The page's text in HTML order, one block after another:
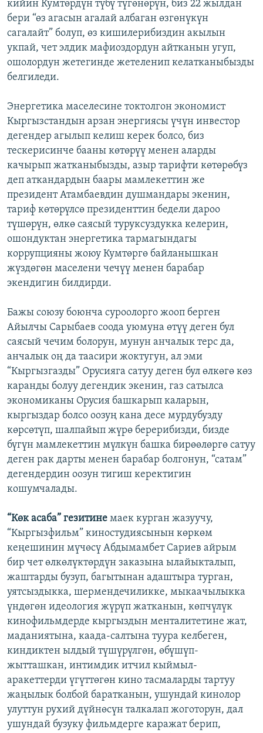
кийин Кумтөрдүн түбү түгөнөрүн, биз 22 жылдан
бери “өз агасын агалай албаган өзгөнүкүн
сагалайт” болуп, өз кишилерибиздин акылын
укпай, чет элдик мафиоздордун айтканын угуп,
ошолордун жетегинде жетеленип келатканыбызды
белгиледи.
Энергетика маселесине токтолгон экономист
Кыргызстандын арзан энергиясы үчүн инвестор
дегендер агылып келиш керек болсо, биз
тескерисинче бааны көтөрүү менен аларды
качырып жатканыбызды, азыр тарифти көтөрөбүз
деп аткандардын баары мамлекеттин же
президент Атамбаевдин душмандары экенин,
тариф көтөрүлсө президенттин бедели дароо
түшөрүн, өлкө саясый туруксуздукка келерин,
ошондуктан энергетика тармагындагы
коррупцияны жоюу Кумтөргө байланышкан
жүздөгөн маселени чечүү менен барабар
экендигин билдирди.
Бажы союзу боюнча суроолорго жооп берген
Айылчы Сарыбаев соода уюмуна өтүү деген бул
саясый чечим болорун, мунун анчалык терс да,
анчалык оң да таасири жоктугун, ал эми
“Кыргызгазды” Орусияга сатуу деген бул өлкөгө көз
каранды болуу дегендик экенин, газ сатылса
экономиканы Орусия башкарып каларын,
кыргыздар болсо оозуң кана десе мурдубузду
көрсөтүп, шалпайып жүрө берерибизди, бизде
бүгүн мамлекеттин мүлкүн башка бирөөлөргө сатуу
деген рак дарты менен барабар болгонун, “сатам”
дегендердин оозун тигиш керектигин
кошумчалады.
“Көк асаба” гезитине маек курган жазуучу,
“Кыргызфильм” киностудиясынын көркөм
кеңешинин мүчөсү Абдымамбет Сариев айрым
бир чет өлкөлүктөрдүн заказына ылайыкталып,
жаштарды бузуп, багытынан адаштыра турган,
уятсыздыкка, шермендечиликке, мыкаачылыкка
үндөгөн идеология жүрүп жатканын, көпчүлүк
кинофильмдерде кыргыздын менталитетине жат,
маданиятына, каада-салтына туура келбеген,
киндиктен ылдый түшүрүлгөн, өбүшүп-
жытташкан, интимдик итчил кыймыл-
аракеттерди үгүттөгөн кино тасмаларды тартуу
жаңылык болбой баратканын, ушундай кинолор
улуттун рухий дүйнөсүн талкалап жоготорун, дал
ушундай бузуку фильмдерге каражат берип,